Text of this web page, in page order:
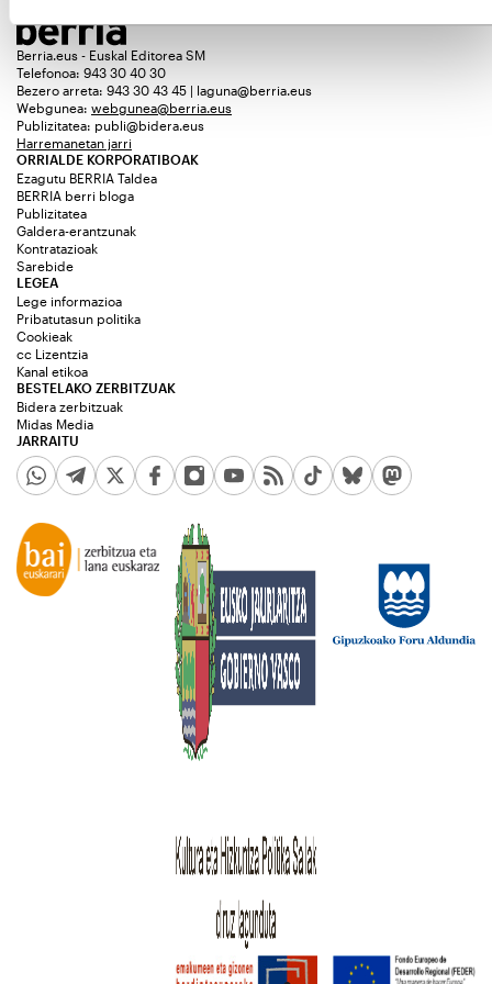
Berria.eus - Euskal Editorea SM
Telefonoa: 943 30 40 30
Bezero arreta: 943 30 43 45 | laguna@berria.eus
Webgunea: webgunea@berria.eus
Publizitatea: publi@bidera.eus
Harremanetan jarri
ORRIALDE KORPORATIBOAK
Ezagutu BERRIA Taldea
BERRIA berri bloga
Publizitatea
Galdera-erantzunak
Kontratazioak
Sarebide
JARRAITU
LEGEA
Lege informazioa
Pribatutasun politika
Cookieak
cc Lizentzia
Kanal etikoa
BESTELAKO ZERBITZUAK
Bidera zerbitzuak
Midas Media